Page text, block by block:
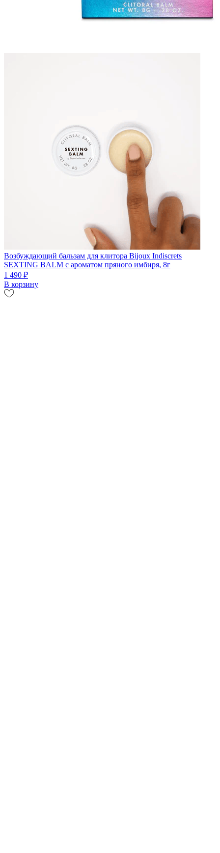
Возбуждающий бальзам для клитора Bijoux Indiscrets
SEXTING BALM с ароматом пряного имбиря, 8г
1 490 ₽
В корзину